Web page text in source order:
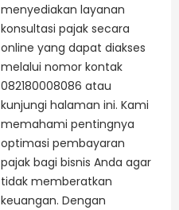
menyediakan layanan
konsultasi pajak secara
online yang dapat diakses
melalui nomor kontak
082180008086 atau
kunjungi halaman ini. Kami
memahami pentingnya
optimasi pembayaran
pajak bagi bisnis Anda agar
tidak memberatkan
keuangan. Dengan